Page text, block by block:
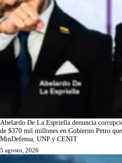
Abelardo De La Espriella denuncia
de $370 mil millones en Gobierno Petro
MinDefensa, UNP y CENIT
5 agosto, 2026